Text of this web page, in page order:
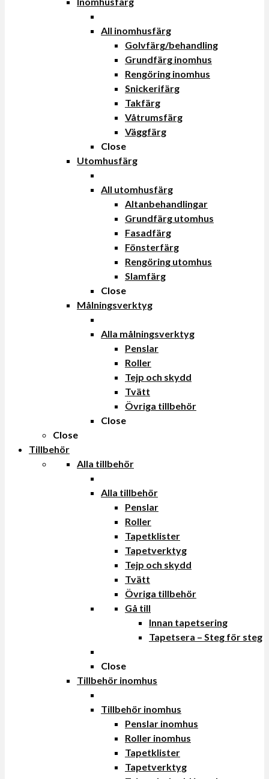
All inomhusfärg
Golvfärg/behandling
Grundfärg inomhus
Rengöring inomhus
Snickerifärg
Takfärg
Våtrumsfärg
Väggfärg
Close
Utomhusfärg
All utomhusfärg
Altanbehandlingar
Grundfärg utomhus
Fasadfärg
Fönsterfärg
Rengöring utomhus
Slamfärg
Close
Målningsverktyg
Alla målningsverktyg
Penslar
Roller
Tejp och skydd
Tvätt
Övriga tillbehör
Close
Close
Tillbehör
Alla tillbehör
Alla tillbehör
Penslar
Roller
Tapetklister
Tapetverktyg
Tejp och skydd
Tvätt
Övriga tillbehör
Gå till
Innan tapetsering
Tapetsera – Steg för steg
Close
Tillbehör inomhus
Tillbehör inomhus
Penslar inomhus
Roller inomhus
Tapetklister
Tapetverktyg